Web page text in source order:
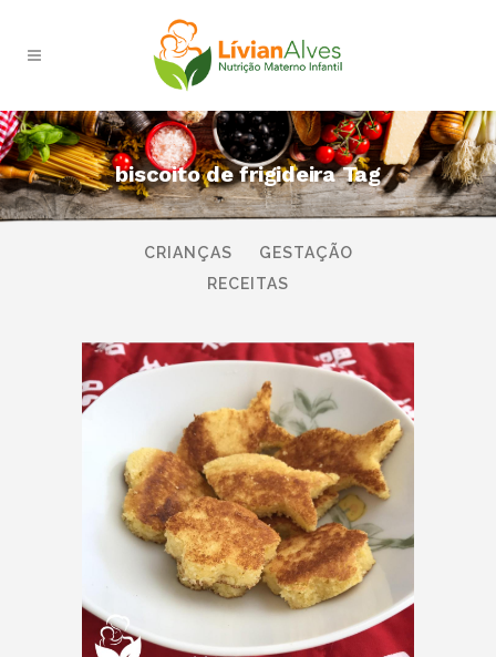
biscoito de frigideira Tag
TODAS AMAMENTAÇÃO
BEBÊS
CRIANÇAS
GESTAÇÃO
RECEITAS